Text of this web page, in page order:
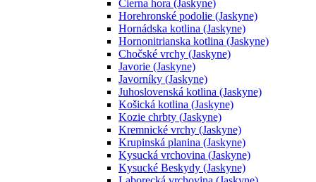
Čierna hora (Jaskyne)
Horehronské podolie (Jaskyne)
Hornádska kotlina (Jaskyne)
Hornonitrianska kotlina (Jaskyne)
Chočské vrchy (Jaskyne)
Javorie (Jaskyne)
Javorníky (Jaskyne)
Juhoslovenská kotlina (Jaskyne)
Košická kotlina (Jaskyne)
Kozie chrbty (Jaskyne)
Kremnické vrchy (Jaskyne)
Krupinská planina (Jaskyne)
Kysucká vrchovina (Jaskyne)
Kysucké Beskydy (Jaskyne)